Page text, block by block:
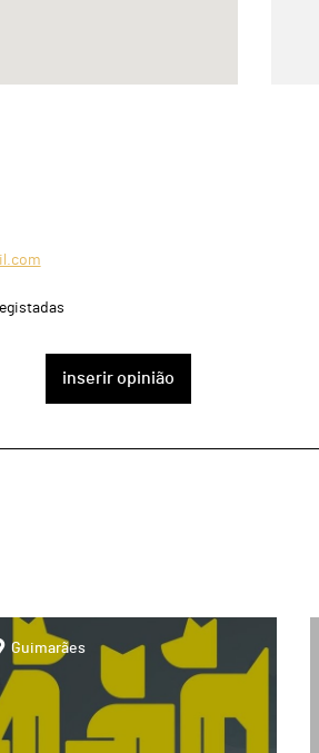
inserir opinião
Guimarães